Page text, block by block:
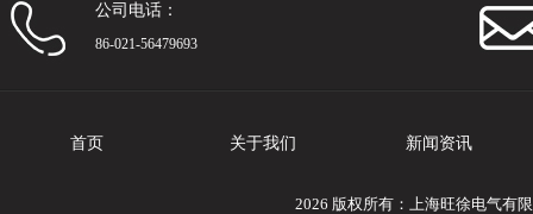
公司电话：
86-021-56479693
首页 关于我们 新闻资讯
2026 版权所有：上海旺徐电气有